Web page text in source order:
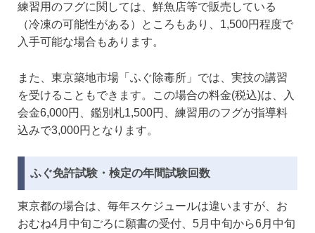
練習用のフグに関しては、鮮魚店等で販売している
（冷凍の可能性がある）ところもあり、1,500円程度で
入手可能な場合もあります。
また、東京築地市場「ふぐ除毒所」では、実技の講習
を受けることもできます。この場合の料金(税込)は、入
会金6,000円、鑑別札1,500円、練習用のフグが指導料
込みで3,000円となります。
ふぐ免許試験・検定の年間試験回数
東京都の場合は、毎年スケジュールは違いますが、お
おむね4月中旬ごろに願書の受付、5月中旬から6月中旬